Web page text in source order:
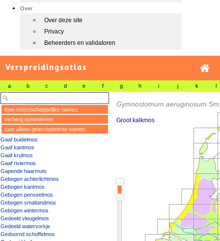
Over
Over deze site
Privacy
Beheerders en validatoren
Verspreidingsatlas
a b c d e f g h i j k l
toon wetenschappelijke namen
verberg synoniemen
toon alleen geaccepteerde namen
Gaaf buidelmos
Gaaf kantmos
Gaaf krulmos
Gaaf riviermos
Gapende haarmuts
Gebogen achterlichtmos
Gebogen kantmos
Gebogen penseelmos
Gebogen smaltandmos
Gebogen wintermos
Gedeeld vleugelmos
Gedeeld watervorkje
Gedoornd schoffelmos
Gymnostomum aeruginosum
Groot kalkmos